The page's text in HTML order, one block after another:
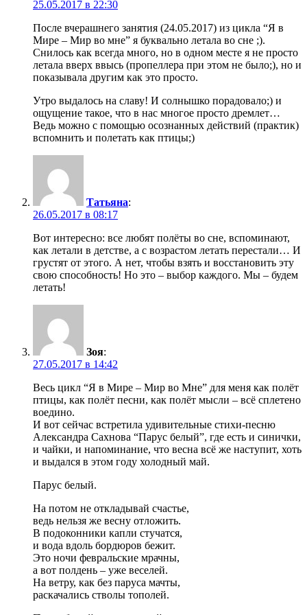
25.05.2017 в 22:30
После вчерашнего занятия (24.05.2017) из цикла “Я в
Мире – Мир во мне” я буквально летала во сне ;).
Снилось как всегда много, но в одном месте я не просто
летала вверх ввысь (пропеллера при этом не было;), но и
показывала другим как это просто.
Утро выдалось на славу! И солнышко порадовало;) и
ощущение такое, что в нас многое просто дремлет…
Ведь можно с помощью осознанных действий (практик)
вспомнить и полетать как птицы;)
Татьяна:
26.05.2017 в 08:17
Вот интересно: все любят полёты во сне, вспоминают,
как летали в детстве, а с возрастом летать перестали… И
грустят от этого. А нет, чтобы взять и восстановить эту
свою способность! Но это – выбор каждого. Мы – будем
летать!
Зоя:
27.05.2017 в 14:42
Весь цикл “Я в Мире – Мир во Мне” для меня как полёт
птицы, как полёт песни, как полёт мысли – всё сплетено
воедино.
И вот сейчас встретила удивительные стихи-песню
Александра Сахнова “Парус белый”, где есть и синички,
и чайки, и напоминание, что весна всё же наступит, хоть
и выдался в этом году холодный май.
Парус белый.
На потом не откладывай счастье,
ведь нельзя же весну отложить.
В подоконники капли стучатся,
и вода вдоль бордюров бежит.
Это ночи февральские мрачны,
а вот полдень – уже веселей.
На ветру, как без паруса мачты,
раскачались стволы тополей.